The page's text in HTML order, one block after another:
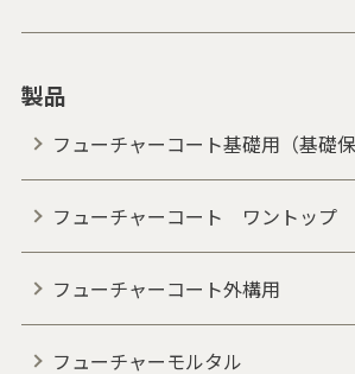
製品
フューチャーコート基礎用（基礎保
フューチャーコート ワントップ
フューチャーコート外構用
フューチャーモルタル